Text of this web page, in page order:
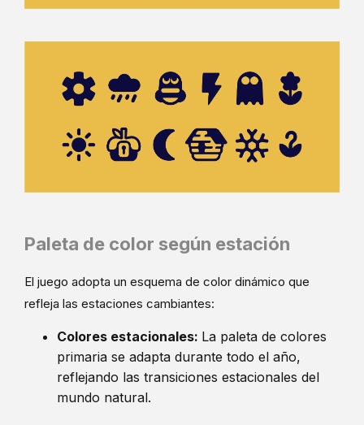
Paleta de color según estación
El juego adopta un esquema de color dinámico que
refleja las estaciones cambiantes:
Colores estacionales: La paleta de colores
primaria se adapta durante todo el año,
reflejando las transiciones estacionales del
mundo natural.